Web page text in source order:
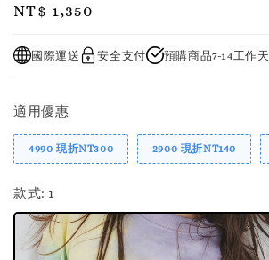
Regular
NT$ 1,350
國際運送 安全支付 預購商品7-14工作天
適用優惠
4990 現折NT300 2900 現折NT140
款式: 1